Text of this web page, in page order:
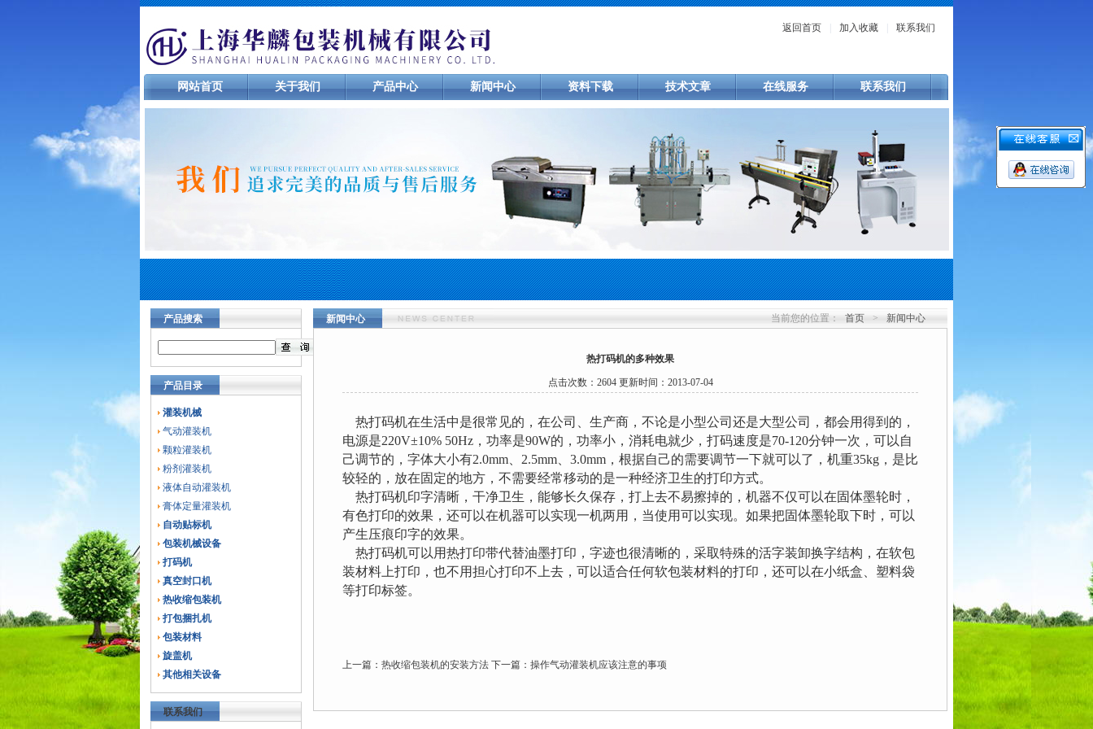
返回首页 加入收藏 联系我们
网站首页 关于我们 产品中心 新闻中心 资料下载 技术文章 在线服务 联系我们
产品搜索
产品目录
灌装机械
气动灌装机
颗粒灌装机
粉剂灌装机
液体自动灌装机
膏体定量灌装机
自动贴标机
包装机械设备
打码机
真空封口机
热收缩包装机
打包捆扎机
包装材料
旋盖机
其他相关设备
联系我们
新闻中心 当前您的位置： 首页 > 新闻中心
热打码机的多种效果
点击次数：2604 更新时间：2013-07-04
热打码机在生活中是很常见的，在公司、生产商，不论是小型公司还是大型公司，都会用得到的，
电源是220V±10% 50Hz，功率是90W的，功率小，消耗电就少，打码速度是70-120分钟一次，可以自
己调节的，字体大小有2.0mm、2.5mm、3.0mm，根据自己的需要调节一下就可以了，机重35kg，是比
较轻的，放在固定的地方，不需要经常移动的是一种经济卫生的打印方式。
热打码机印字清晰，干净卫生，能够长久保存，打上去不易擦掉的，机器不仅可以在固体墨轮时，
有色打印的效果，还可以在机器可以实现一机两用，当使用可以实现。如果把固体墨轮取下时，可以
产生压痕印字的效果。
热打码机可以用热打印带代替油墨打印，字迹也很清晰的，采取特殊的活字装卸换字结构，在软包
装材料上打印，也不用担心打印不上去，可以适合任何软包装材料的打印，还可以在小纸盒、塑料袋
等打印标签。
上一篇： 热收缩包装机的安装方法 下一篇： 操作气动灌装机应该注意的事项